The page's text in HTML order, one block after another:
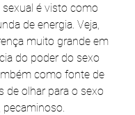
sexual é visto como
de energia. Veja,
muito grande em
do poder do sexo
como fonte de
de olhar para o sexo